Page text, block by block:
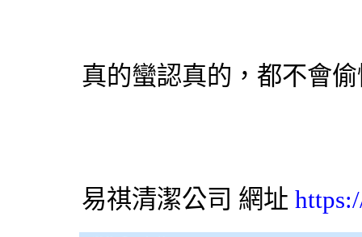
真的蠻認真的，都不會
易祺清潔公司 網址